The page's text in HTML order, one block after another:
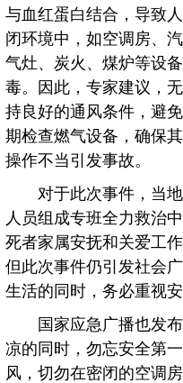
与血红蛋白结合，导致
闭环境中，如空调房、
气灶、炭火、煤炉等设
毒。因此，专家建议，
持良好的通风条件，避
期检查燃气设备，确保
操作不当引发事故。
对于此次事件，当地
人员组成专班全力救治
死者家属安抚和关爱工
但此次事件仍引发社会
生活的同时，务必重视安
国家应急广播也发布
凉的同时，勿忘安全第
风，切勿在密闭的空调